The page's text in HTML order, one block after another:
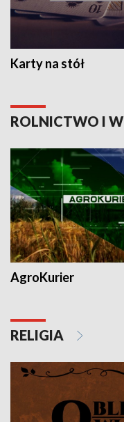
Karty na stół
ROLNICTWO I
AgroKurier
RELIGIA